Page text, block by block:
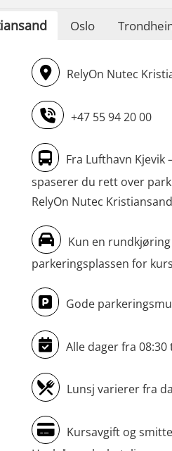
videregående
videregående
offiserer og
– Kombi
offiserer og
Offiserer og
med Webinar
for offiserer 24 t
førstehjelp (MFA1081)
Medisinsk
Oslo
RelyOn Nutec
+47 55 94 20 00
Fra Lufthavn
spaserer du rett over
RelyOn Nutec
Kun en
parkeringsplassen for
Gode
Alle dager fra 08:30
Lunsj varierer fra
Kursavgift og